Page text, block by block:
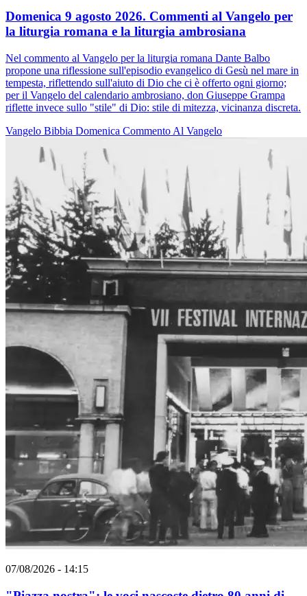
Domenica 9 agosto 2026. Commenti al Vangelo per
la liturgia romana e la liturgia ambrosiana
Nel commento al Vangelo per la liturgia romana Dante Balbo
propone una riflessione sull'episodio evangelico di Gesù nel mare in
tempesta, riflettendo sull'aiuto di Dio che ci è offerto ogni giorno;
per il Vangelo del calendario ambrosiano, don Giuseppe Grampa
riflette invece sullo "stile" di Dio: stile di mitezza, vicinanza discreta.
Vangelo Bibbia Domenica Commento Al Vangelo
07/08/2026 - 14:15